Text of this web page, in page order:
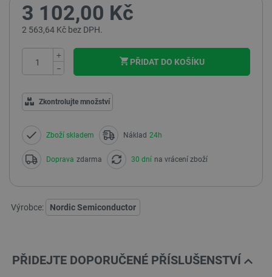
3 102,00 Kč
2 563,64 Kč bez DPH.
+
−
PŘIDAT DO KOŠÍKU
Zkontrolujte množství
Zboží skladem Náklad 24h
Doprava zdarma 30 dní na vrácení zboží
Výrobce: Nordic Semiconductor
PŘIDEJTE DOPORUČENÉ PŘÍSLUŠENSTVÍ